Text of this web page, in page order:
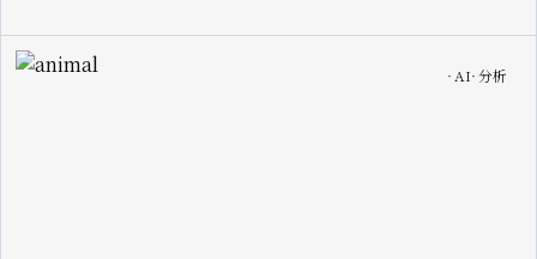
Image AI 分析